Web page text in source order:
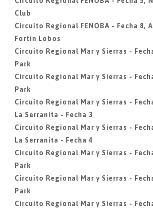
Club
Circuito Regional FENOBA - Fecha 8,
Fortin Lobos
Circuito Regional Mar y Sierras -
Park
Circuito Regional Mar y Sierras -
Park
Circuito Regional Mar y Sierras -
La Serranita - Fecha 3
Circuito Regional Mar y Sierras -
La Serranita - Fecha 4
Circuito Regional Mar y Sierras -
Park
Circuito Regional Mar y Sierras -
Park
Circuito Regional Mar y Sierras -